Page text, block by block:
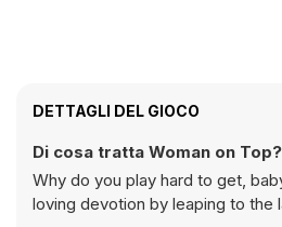
DETTAGLI DEL GIOCO
Di cosa tratta Woman on Top?
Why do you play hard to get,
loving devotion by leaping to the